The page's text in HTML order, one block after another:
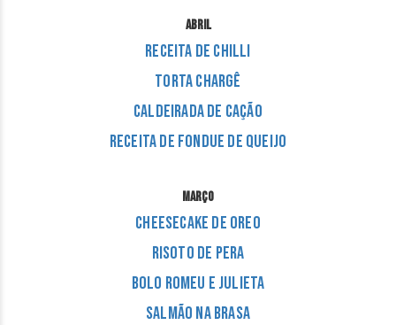
ABRIL
Receita de Chilli
Torta Chargê
Caldeirada de Cação
Receita de Fondue de Queijo
MARÇO
Cheesecake de Oreo
Risoto de Pera
Bolo Romeu e Julieta
Salmão na Brasa